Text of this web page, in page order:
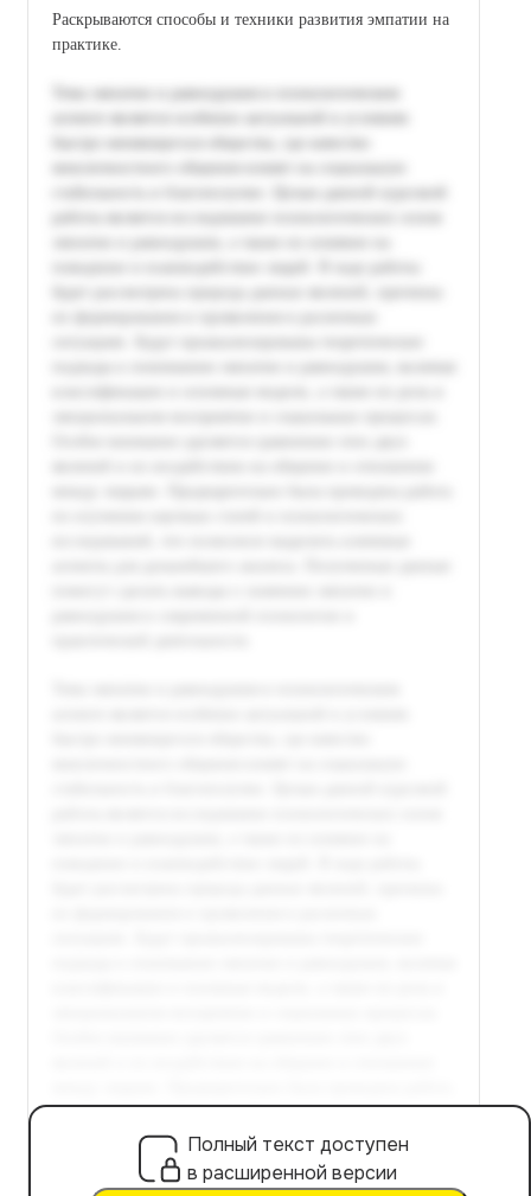
Раскрываются способы и техники развития эмпатии на
практике.
Полный текст доступен
в расширенной версии